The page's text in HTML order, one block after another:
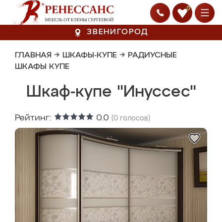
0
ЗВЕНИГОРОД
ГЛАВНАЯ → ШКАФЫ-КУПЕ → РАДИУСНЫЕ
ШКАФЫ КУПЕ
Шкаф-купе "Инуссес"
Рейтинг: 0.0 (0 голосов)